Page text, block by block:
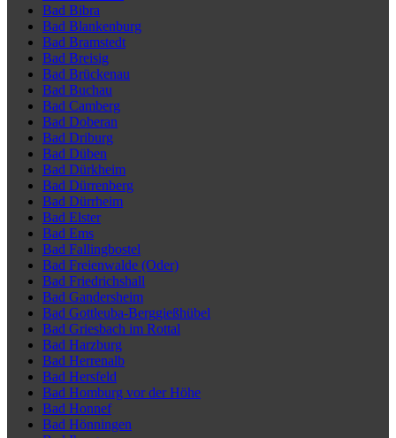
Bad Bibra
Bad Blankenburg
Bad Bramstedt
Bad Breisig
Bad Brückenau
Bad Buchau
Bad Camberg
Bad Doberan
Bad Driburg
Bad Düben
Bad Dürkheim
Bad Dürrenberg
Bad Dürrheim
Bad Elster
Bad Ems
Bad Fallingbostel
Bad Freienwalde (Oder)
Bad Friedrichshall
Bad Gandersheim
Bad Gottleuba-Berggießhübel
Bad Griesbach im Rottal
Bad Harzburg
Bad Herrenalb
Bad Hersfeld
Bad Homburg vor der Höhe
Bad Honnef
Bad Hönningen